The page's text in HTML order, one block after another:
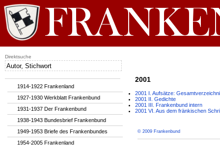
2001
2001 I. Aufsätze:
2001 II. Gedichte
2001 III. Frankenbund intern
2001 VI. Aus dem fränkischen
© 2009 Frankenbund
1914-1922 Frankenland
1927-1930 Werkblatt Frankenbund
1931-1937 Der Frankenbund
1938-1943 Bundesbrief Frankenbund
1949-1953 Briefe des Frankenbundes
1954-2005 Frankenland
Direktsuche